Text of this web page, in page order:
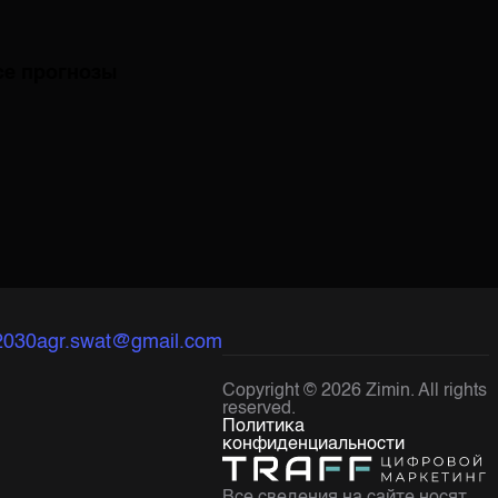
agr.swat@gmail.com
Copyright © 2026 Zimin. All rights
reserved.
Политика
конфиденциальности